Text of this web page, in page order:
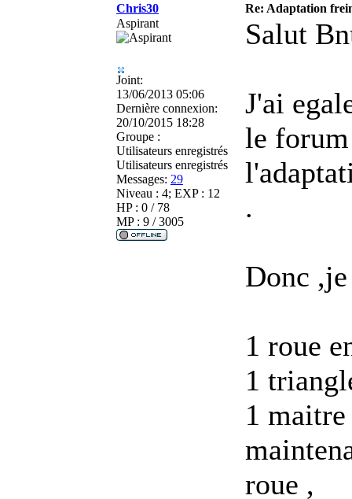
Chris30
Re: Adaptation
Aspirant
Joint:
13/06/2013 05:06
Dernière connexion:
20/10/2015 18:28
Groupe :
Utilisateurs enregistrés
Utilisateurs enregistrés
Messages: 29
Niveau : 4; EXP : 12
HP : 0 / 78
MP : 9 / 3005
Salut
J'ai
le
.
Donc
1 roue
1
1
roue ,